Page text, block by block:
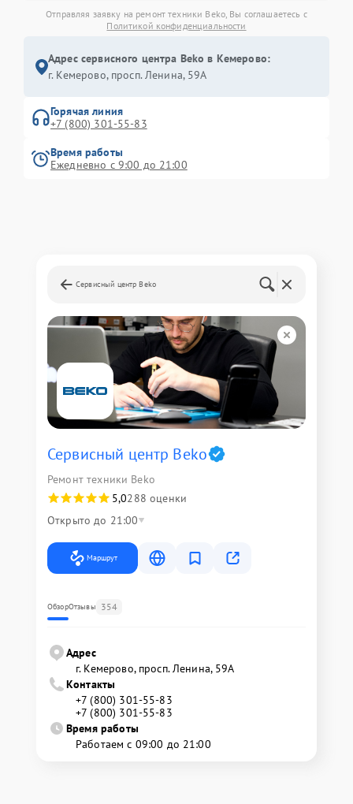
Отправляя заявку на ремонт техники Beko, Вы соглашаетесь с
Политикой конфиденциальности
Адрес сервисного центра Beko в Кемерово:
г. Кемерово, просп. Ленина, 59А
Горячая линия
+7 (800) 301-55-83
Время работы
Ежедневно с 9:00 до 21:00
Сервисный центр Beko
Сервисный центр Beko
Ремонт техники Beko
5,0288 оценки
Открыто до 21:00
Маршрут
ОбзорОтзывы 354
Адрес
г. Кемерово, просп. Ленина, 59А
Контакты
+7 (800) 301-55-83
+7 (800) 301-55-83
Время работы
Работаем с 09:00 до 21:00